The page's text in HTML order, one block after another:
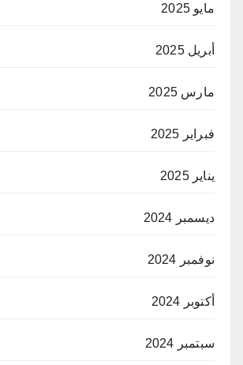
مايو 2025
أبريل 2025
مارس 2025
فبراير 2025
يناير 2025
ديسمبر 2024
نوفمبر 2024
أكتوبر 2024
سبتمبر 2024